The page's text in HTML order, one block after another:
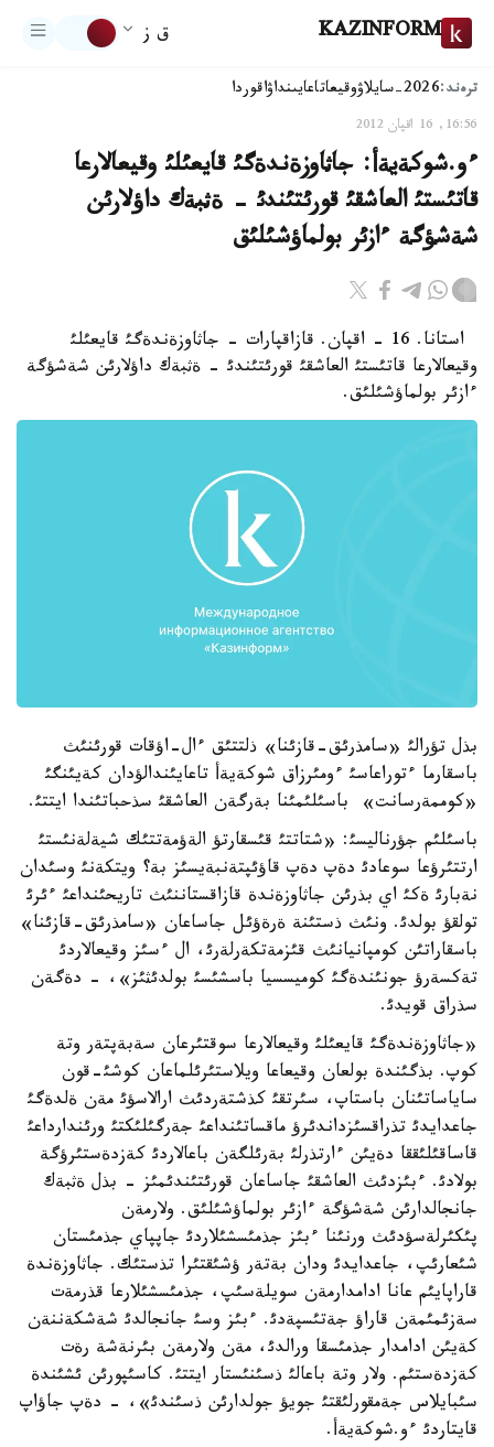
KAZINFORM ق ز
ترەند:2026-سايلاۋ وقيعاتاعايىنداۋاقوردا
16:56, 16 اقپان 2012
ءو.شوكةيةأ: جاثاوزةندةگئ قايعئلئ وقيعالارعا
قاتئستئ العاشقئ قورئتئندئ - ةثبةك داؤلارئن
شةشؤگة ءازئر بولماؤشئلئق
استانا. 16 - اقپان. قازاقپارات - جاثاوزةندةگئ قايعئلئ
وقيعالارعا قاتئستئ العاشقئ قورئتئندئ - ةثبةك داؤلارئن شةشؤگة
ءازئر بولماؤشئلئق.
بذل تؤرالئ «سامذرئق-قازئنا» ذلتتئق ءال-اؤقات قورئنئث
باسقارما ءتوراعاسئ ءومئرزاق شوكةيةأ تاعايئندالؤدان كةيئنگئ
«كوممةرسانت» باسئلئمئنا بةرگةن العاشقئ سذحباتئندا ايتتئ.
باسئلئم جؤرناليسئ: «شتاتتئ قئسقارتؤ الةؤمةتتئك شيةلةنئستئ
ارتتئرؤعا سوعادئ دةپ دةپ قاؤئپتةنبةيسئز بة؟ ويتكةنئ وسئدان
نةبارئ ةكئ اي بذرئن جاثاوزةندة قازاقستاننئث تاريحئنداعئ ءئرئ
تولقؤ بولدئ. ونئث ذستئنة ةرةؤئل جاساعان «سامذرئق-قازئنا»
باسقاراتئن كومپانيانئث قئزمةتكةرلةرئ، ال ءسئز وقيعالاردئ
تةكسةرؤ جونئندةگئ كوميسسيا باسشئسئ بولدئثئز»، - دةگةن
سذراق قويدئ.
«جاثاوزةندةگئ قايعئلئ وقيعالارعا سوقتئرعان سةبةپتةر وتة
كوپ. بذگئندة بولعان وقيعاعا ويلاستئرئلماعان كوشئ-قون
ساياساتئنان باستاپ، سئرتقئ كذشتةردئث ارالاسؤئ مةن ةلدةگئ
جاعدايدئ تذراقسئزداندئرؤ ماقساتئنداعئ جةرگئلئكتئ ورئندارداعئ
قاساقئلئققا دةيئن ءارتذرلئ بةرئلگةن باعالاردئ كةزدةستئرؤگة
بولادئ. ءبئزدئث العاشقئ جاساعان قورئتئندئمئز - بذل ةثبةك
جانجالدارئن شةشؤگة ءازئر بولماؤشئلئق. ولارمةن
پئكئرلةسؤدئث ورنئنا ءبئز جذمئسشئلاردئ جاپپاي جذمئستان
شئعارئپ، جاعدايدئ ودان بةتةر ؤشئقتئرا تذستئك. جاثاوزةندة
قاراپايئم عانا ادامدارمةن سويلةسئپ، جذمئسشئلارعا قذرمةت
سةزئمئمةن قاراؤ جةتئسپةدئ. ءبئز وسئ جانجالدئ شةشكةننةن
كةيئن ادامدار جذمئسقا ورالدئ، مةن ولارمةن بئرنةشة رةت
كةزدةستئم. ولار وتة باعالئ ذسئنئستار ايتتئ. كاسئپورئن ئشئندة
سئبايلاس جةمقورلئقتئ جويؤ جولدارئن ذسئندئ»، - دةپ جاؤاپ
قايتاردئ ءو.شوكةيةأ.